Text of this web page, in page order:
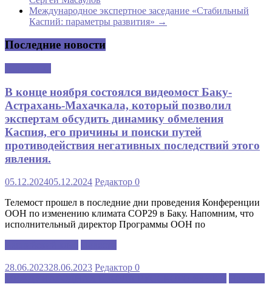
Международное экспертное заседание «Стабильный
Каспий: параметры развития» →
Последние новости
В конце ноября состоялся видеомост Баку-
Астрахань-Махачкала, который позволил
экспертам обсудить динамику обмеления
Каспия, его причины и поиски путей
противодействия негативных последствий этого
явления.
05.12.202405.12.2024 Редактор 0
Телемост прошел в последние дни проведения Конференции
ООН по изменению климата COP29 в Баку. Напомним, что
исполнительный директор Программы ООН по
28.06.202328.06.2023 Редактор 0